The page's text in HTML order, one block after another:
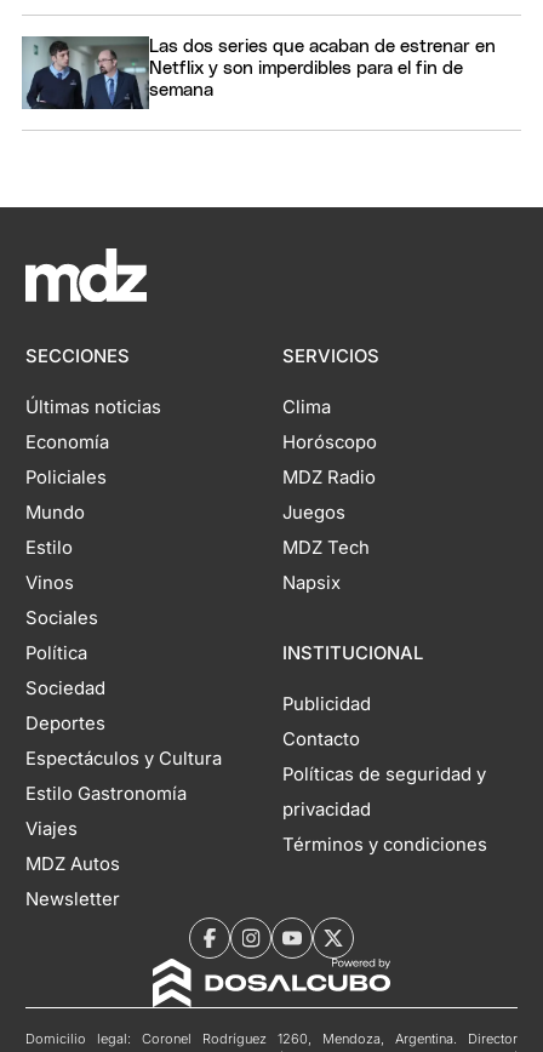
Las dos series que acaban de estrenar en
Netflix y son imperdibles para el fin de
semana
SECCIONES
Últimas noticias
Economía
Policiales
Mundo
Estilo
Vinos
Sociales
Política
Sociedad
Deportes
Espectáculos y Cultura
Estilo Gastronomía
Viajes
MDZ Autos
Newsletter
SERVICIOS
Clima
Horóscopo
MDZ Radio
Juegos
MDZ Tech
Napsix
INSTITUCIONAL
Publicidad
Contacto
Políticas de seguridad y
privacidad
Términos y condiciones
Domicilio legal: Coronel Rodríguez 1260, Mendoza, Argentina. Director